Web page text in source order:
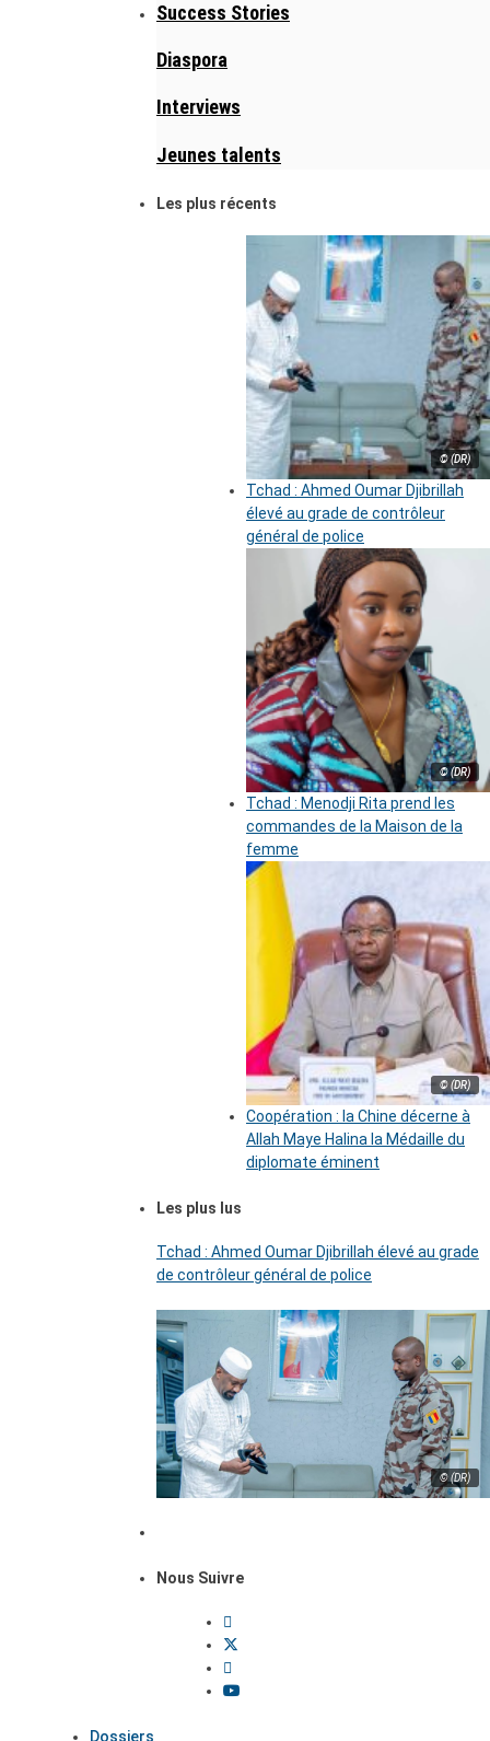
Success Stories
Diaspora
Interviews
Jeunes talents
Les plus récents
© (DR)
Tchad : Ahmed Oumar Djibrillah
élevé au grade de contrôleur
général de police
© (DR)
Tchad : Menodji Rita prend les
commandes de la Maison de la
femme
© (DR)
Coopération : la Chine décerne à
Allah Maye Halina la Médaille du
diplomate éminent
Les plus lus
Tchad : Ahmed Oumar Djibrillah élevé au grade
de contrôleur général de police
© (DR)
Nous Suivre
Dossiers